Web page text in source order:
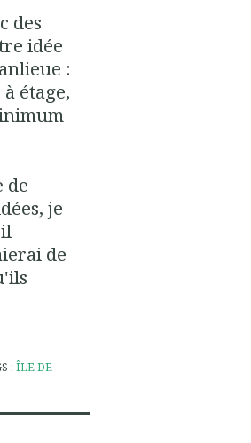
des
idée
:
étage,
de
je
de
: ÎLE DE